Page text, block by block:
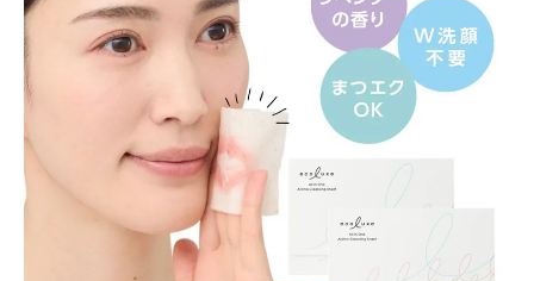
【定期便 送料
無料】(2個セッ
ト)ecoluxe(エ
コリュクス) オ
ジングシート 1
0枚入り